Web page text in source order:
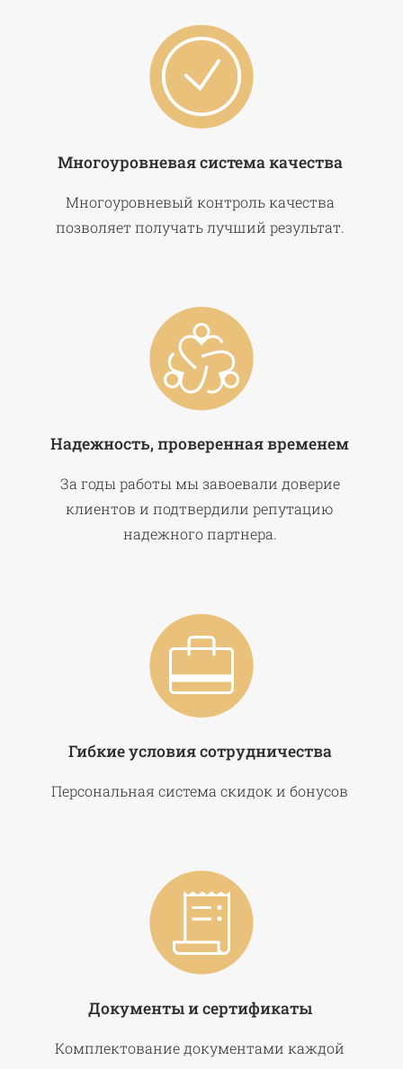
Многоуровневая система качества
Многоуровневый контроль качества
позволяет получать лучший результат.
Надежность, проверенная временем
За годы работы мы завоевали доверие
клиентов и подтвердили репутацию
надежного партнера.
Гибкие условия сотрудничества
Персональная система скидок и бонусов
Документы и сертификаты
Комплектование документами каждой